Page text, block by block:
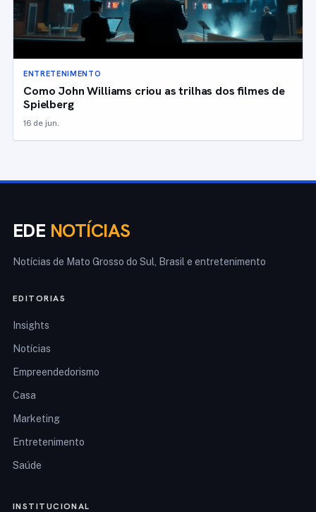
ENTRETENIMENTO
Como John Williams criou as trilhas dos filmes de
Spielberg
16 de jun.
EDE NOTÍCIAS
Notícias de Mato Grosso do Sul, Brasil e entretenimento
EDITORIAS
Insights
Notícias
Empreendedorismo
Casa
Marketing
Entretenimento
Saúde
INSTITUCIONAL